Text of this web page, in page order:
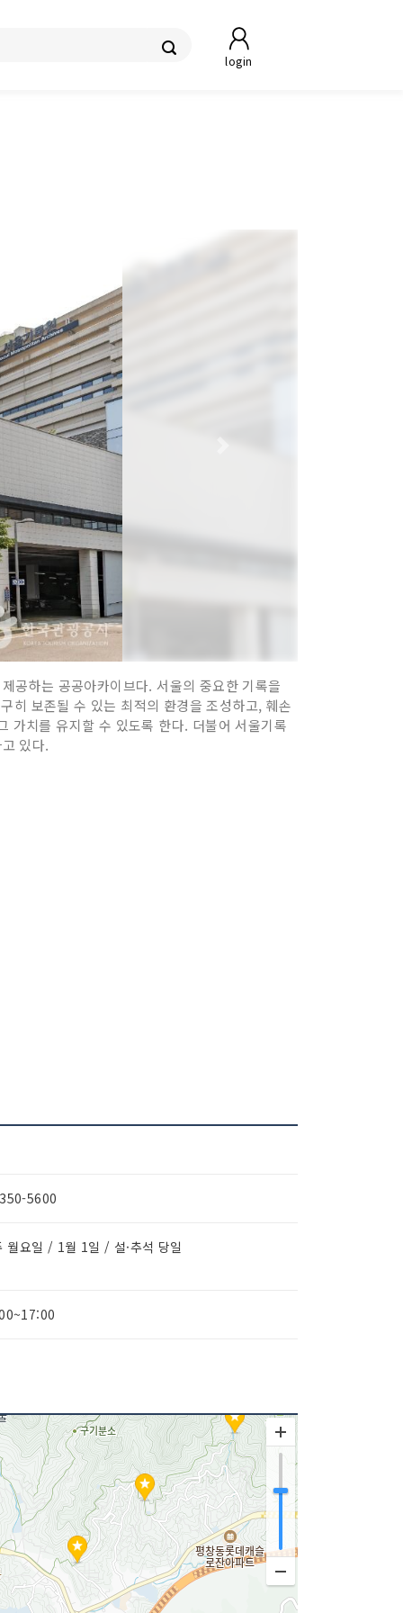
login
공하는 공공아카이브다. 서울의 중요한 기록을
히 보존될 수 있는 최적의 환경을 조성하고, 훼손
가치를 유지할 수 있도록 한다. 더불어 서울기록
있다.
5600
월요일 / 1월 1일 / 설·추석 당일